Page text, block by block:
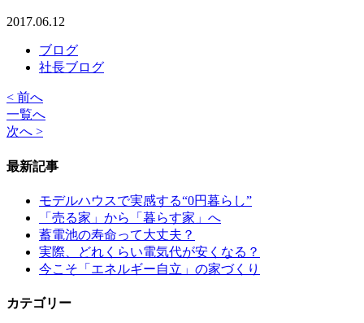
2017.06.12
ブログ
社長ブログ
< 前へ
一覧へ
次へ >
最新記事
モデルハウスで実感する“0円暮らし”
「売る家」から「暮らす家」へ
蓄電池の寿命って大丈夫？
実際、どれくらい電気代が安くなる？
今こそ「エネルギー自立」の家づくり
カテゴリー